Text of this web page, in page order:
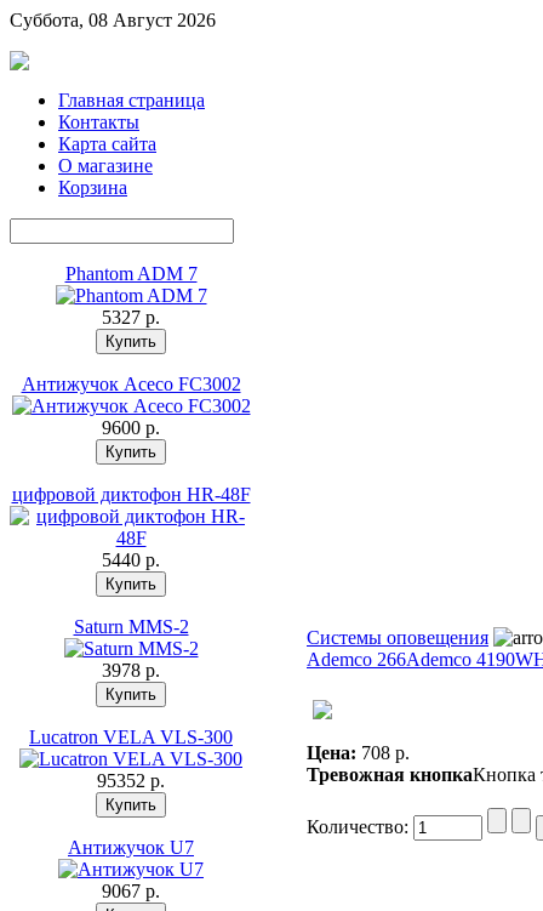
Суббота, 08 Август 2026
Главная страница
Контакты
Карта сайта
О магазине
Корзина
Phantom ADM 7
5327 p.
Антижучок Aceco FC3002
9600 p.
цифровой диктофон HR-48F
5440 p.
Saturn MMS-2
3978 p.
Lucatron VELA VLS-300
95352 p.
Антижучок U7
9067 p.
Системы оповещения
Ademco 266Ademco
Цена: 708 p.
Тревожная кнопкаКнопка
Количество: